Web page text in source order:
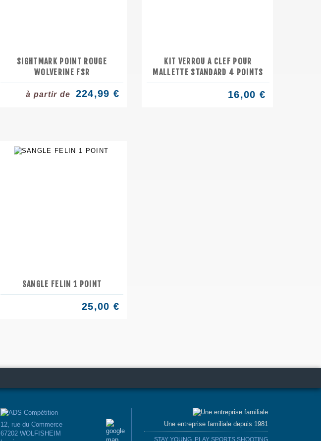
SIGHTMARK POINT ROUGE
WOLVERINE FSR
à partir de 224,99 €
KIT VERROU A CLEF POUR
MALLETTE STANDARD 4 POINTS
16,00 €
SANGLE FELIN 1 POINT
25,00 €
12, rue du Commerce
67202 WOLFISHEIM
Une entreprise familiale depuis 1981
STAY YOUNG, PLAY SPORTS SHOOTING